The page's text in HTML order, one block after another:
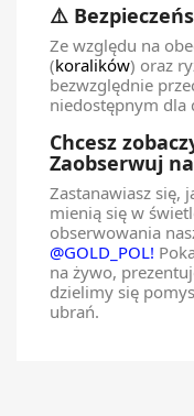
⚠️
Ze względu na
(koralików) oraz
bezwzględnie
niedostępnym dla
Chcesz
Zaobserwuj
Zastanawiasz się,
mienią się w
obserwowania
@GOLD_POL!
na żywo,
dzielimy się
ubrań.